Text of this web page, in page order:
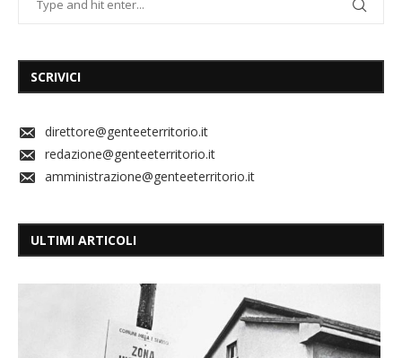
SCRIVICI
direttore@genteeterritorio.it
redazione@genteeterritorio.it
amministrazione@genteeterritorio.it
ULTIMI ARTICOLI